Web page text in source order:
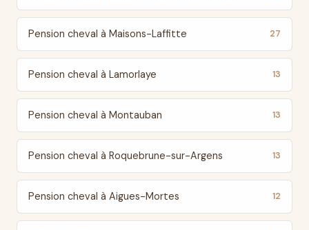
Pension cheval à Maisons-Laffitte 27
Pension cheval à Lamorlaye 13
Pension cheval à Montauban 13
Pension cheval à Roquebrune-sur-Argens 13
Pension cheval à Aigues-Mortes 12